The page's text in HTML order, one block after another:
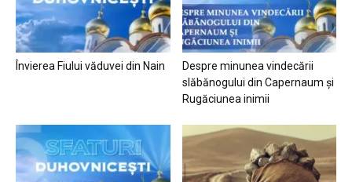
Învierea Fiului văduvei din Nain
Despre minunea vindecării
slăbănogului din Capernaum și
Rugăciunea inimii